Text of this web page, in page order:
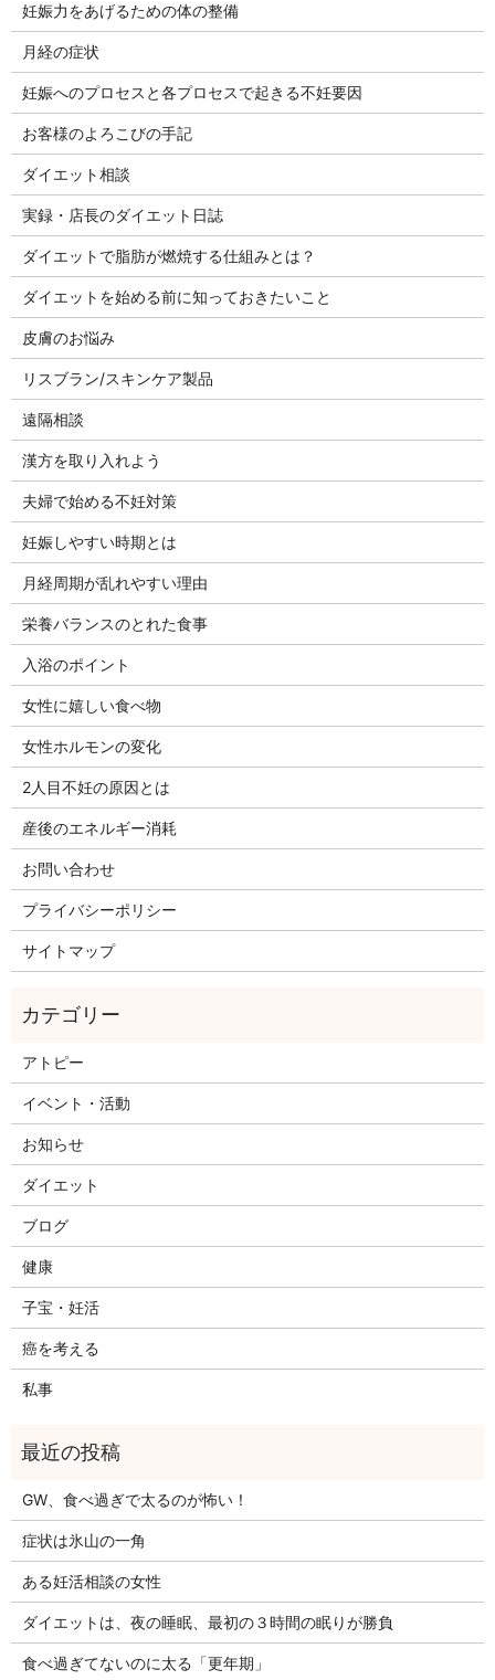
妊娠力をあげるための体の整備
月経の症状
妊娠へのプロセスと各プロセスで起きる不妊要因
お客様のよろこびの手記
ダイエット相談
実録・店長のダイエット日誌
ダイエットで脂肪が燃焼する仕組みとは？
ダイエットを始める前に知っておきたいこと
皮膚のお悩み
リスブラン/スキンケア製品
遠隔相談
漢方を取り入れよう
夫婦で始める不妊対策
妊娠しやすい時期とは
月経周期が乱れやすい理由
栄養バランスのとれた食事
入浴のポイント
女性に嬉しい食べ物
女性ホルモンの変化
2人目不妊の原因とは
産後のエネルギー消耗
お問い合わせ
プライバシーポリシー
サイトマップ
アトピー
イベント・活動
お知らせ
ダイエット
ブログ
健康
子宝・妊活
癌を考える
私事
GW、食べ過ぎで太るのが怖い！
症状は氷山の一角
ある妊活相談の女性
ダイエットは、夜の睡眠、最初の３時間の眠りが勝負
食べ過ぎてないのに太る「更年期」